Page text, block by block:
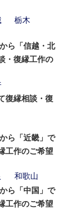
栃木
ら「信越・北
・復縁工作の
復縁相談・復
ら「近畿」で
工作のご希望
和歌山
ら「中国」で
工作のご希望